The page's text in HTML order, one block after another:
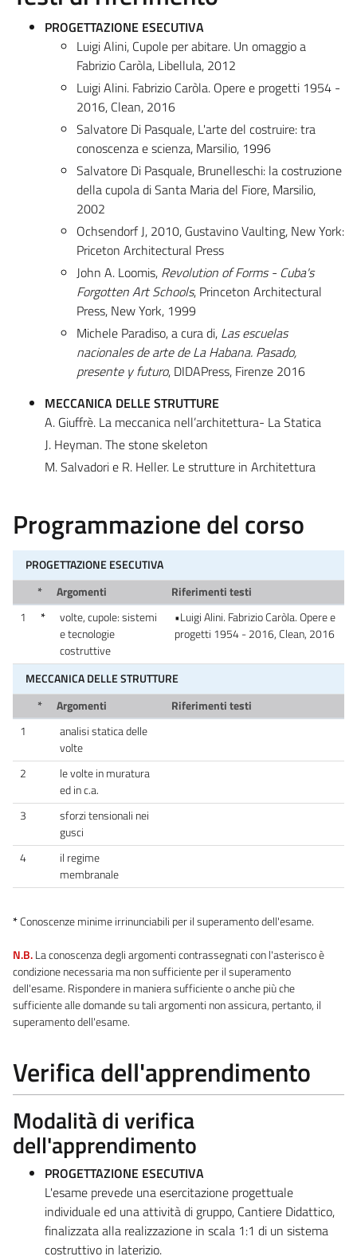
PROGETTAZIONE ESECUTIVA
Luigi Alini, Cupole per abitare. Un omaggio a
Fabrizio Caròla, Libellula, 2012
Luigi Alini. Fabrizio Caròla. Opere e progetti 1954 -
2016, Clean, 2016
Salvatore Di Pasquale, L'arte del costruire: tra
conoscenza e scienza, Marsilio, 1996
Salvatore Di Pasquale, Brunelleschi: la costruzione
della cupola di Santa Maria del Fiore, Marsilio,
2002
Ochsendorf J, 2010, Gustavino Vaulting, New York:
Priceton Architectural Press
John A. Loomis, Revolution of Forms - Cuba's
Forgotten Art Schools, Princeton Architectural
Press, New York, 1999
Michele Paradiso, a cura di, Las escuelas
nacionales de arte de La Habana. Pasado,
presente y futuro, DIDAPress, Firenze 2016
MECCANICA DELLE STRUTTURE
A. Giuffrè. La meccanica nell’architettura- La Statica
J. Heyman. The stone skeleton
M. Salvadori e R. Heller. Le strutture in Architettura
Programmazione del corso
PROGETTAZIONE ESECUTIVA
*
Argomenti
Riferimenti testi
1
*
volte, cupole: sistemi
e tecnologie
costruttive
•Luigi Alini. Fabrizio Caròla. Opere e
progetti 1954 - 2016, Clean, 2016
MECCANICA DELLE STRUTTURE
*
Argomenti
Riferimenti testi
1
analisi statica delle
volte
2
le volte in muratura
ed in c.a.
3
sforzi tensionali nei
gusci
4
il regime
membranale
*Conoscenze minime irrinunciabili per il superamento dell'esame.
N.B.La conoscenza degli argomenti contrassegnati con l'asterisco è
condizione necessaria ma non sufficiente per il superamento
dell'esame. Rispondere in maniera sufficiente o anche più che
sufficiente alle domande su tali argomenti non assicura, pertanto, il
superamento dell'esame.
Verifica dell'apprendimento
Modalità di verifica
dell'apprendimento
PROGETTAZIONE ESECUTIVA
L'esame prevede una esercitazione progettuale
individuale ed una attività di gruppo, Cantiere Didattico,
finalizzata alla realizzazione in scala 1:1 di un sistema
costruttivo in laterizio.